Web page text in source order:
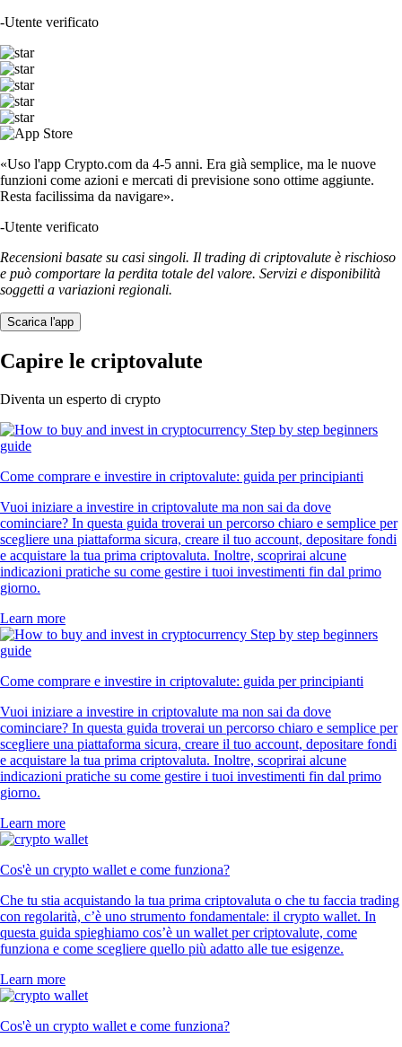
-Utente verificato
«Uso l'app Crypto.com da 4-5 anni. Era già semplice, ma le nuove
funzioni come azioni e mercati di previsione sono ottime aggiunte.
Resta facilissima da navigare».
-Utente verificato
Recensioni basate su casi singoli. Il trading di criptovalute è rischioso
e può comportare la perdita totale del valore. Servizi e disponibilità
soggetti a variazioni regionali.
Scarica l'app
Capire le criptovalute
Diventa un esperto di crypto
Come comprare e investire in criptovalute: guida per principianti
Vuoi iniziare a investire in criptovalute ma non sai da dove
cominciare? In questa guida troverai un percorso chiaro e semplice per
scegliere una piattaforma sicura, creare il tuo account, depositare fondi
e acquistare la tua prima criptovaluta. Inoltre, scoprirai alcune
indicazioni pratiche su come gestire i tuoi investimenti fin dal primo
giorno.
Learn more
Come comprare e investire in criptovalute: guida per principianti
Vuoi iniziare a investire in criptovalute ma non sai da dove
cominciare? In questa guida troverai un percorso chiaro e semplice per
scegliere una piattaforma sicura, creare il tuo account, depositare fondi
e acquistare la tua prima criptovaluta. Inoltre, scoprirai alcune
indicazioni pratiche su come gestire i tuoi investimenti fin dal primo
giorno.
Learn more
Cos'è un crypto wallet e come funziona?
Che tu stia acquistando la tua prima criptovaluta o che tu faccia trading
con regolarità, c’è uno strumento fondamentale: il crypto wallet. In
questa guida spieghiamo cos’è un wallet per criptovalute, come
funziona e come scegliere quello più adatto alle tue esigenze.
Learn more
Cos'è un crypto wallet e come funziona?